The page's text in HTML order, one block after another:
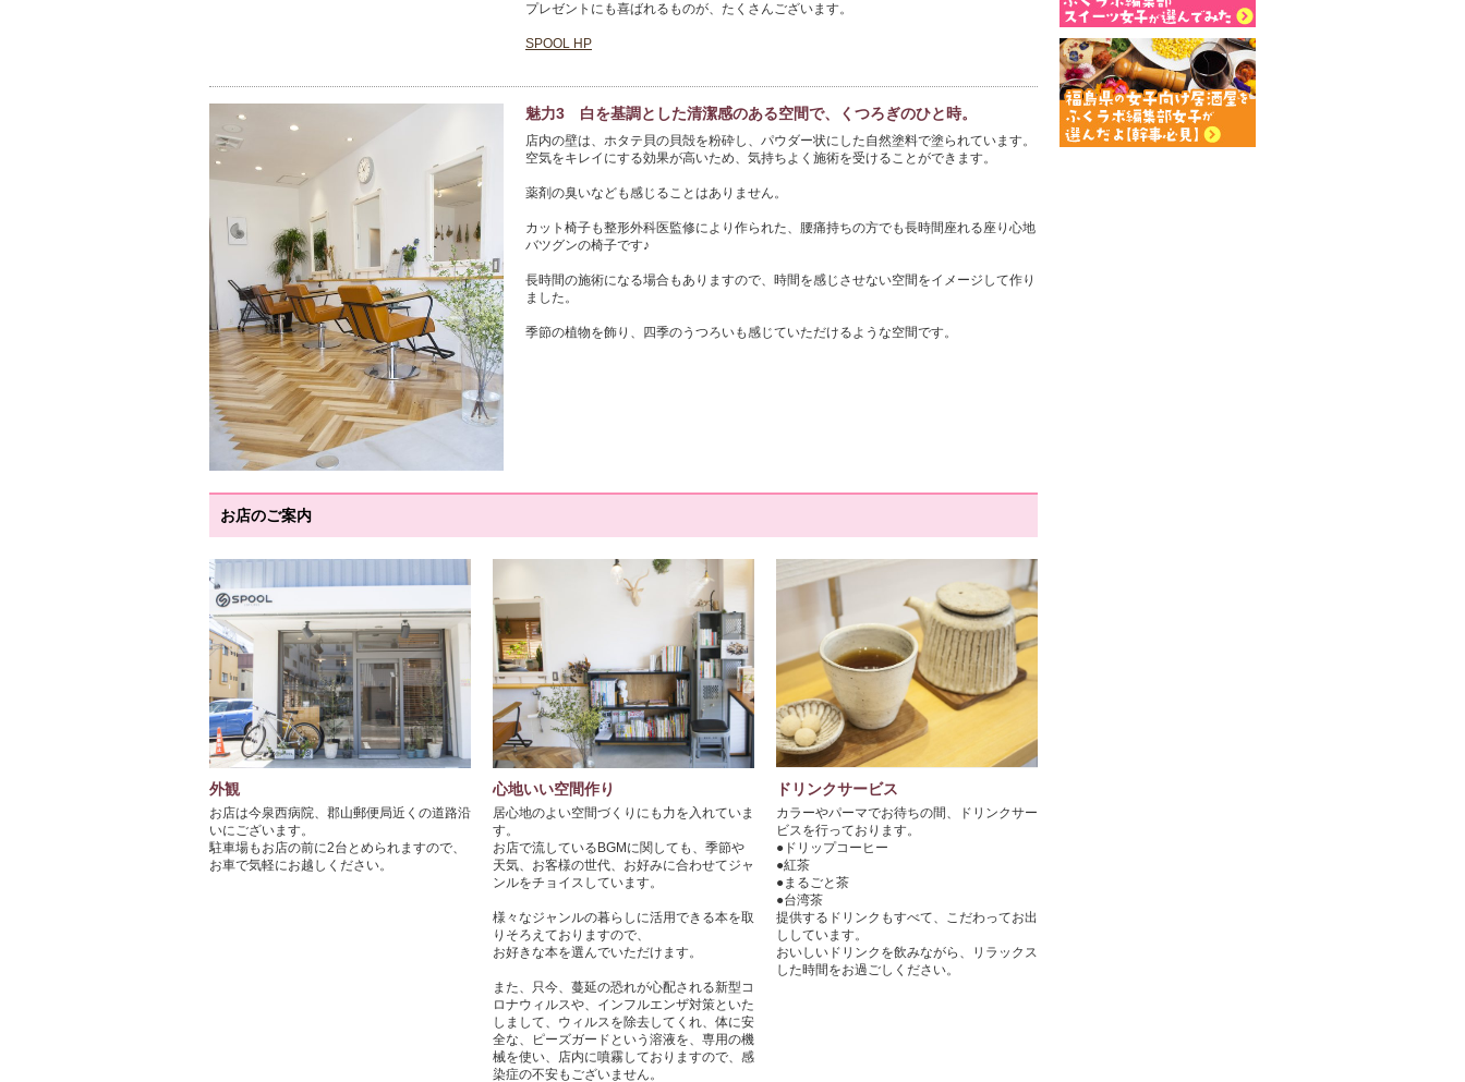
プレゼントにも喜ばれるものが、たくさんございます。
SPOOL HP
魅力3 白を基調とした清潔感のある空間で、くつろぎのひと時。
店内の壁は、ホタテ貝の貝殻を粉砕し、パウダー状にした自然塗料で塗られています。
空気をキレイにする効果が高いため、気持ちよく施術を受けることができます。
薬剤の臭いなども感じることはありません。
カット椅子も整形外科医監修により作られた、腰痛持ちの方でも長時間座れる座り心地
バツグンの椅子です♪
長時間の施術になる場合もありますので、時間を感じさせない空間をイメージして作り
ました。
季節の植物を飾り、四季のうつろいも感じていただけるような空間です。
お店のご案内
外観
お店は今泉西病院、郡山郵便局近くの道路沿
いにございます。
駐車場もお店の前に2台とめられますので、
お車で気軽にお越しください。
心地いい空間作り
居心地のよい空間づくりにも力を入れていま
す。
お店で流しているBGMに関しても、季節や
天気、お客様の世代、お好みに合わせてジャ
ンルをチョイスしています。
様々なジャンルの暮らしに活用できる本を取
りそろえておりますので、
お好きな本を選んでいただけます。
また、只今、蔓延の恐れが心配される新型コ
ロナウィルスや、インフルエンザ対策といた
しまして、ウィルスを除去してくれ、体に安
全な、ピーズガードという溶液を、専用の機
械を使い、店内に噴霧しておりますので、感
染症の不安もございません。
ドリンクサービス
カラーやパーマでお待ちの間、ドリンクサー
ビスを行っております。
●ドリップコーヒー
●紅茶
●まるごと茶
●台湾茶
提供するドリンクもすべて、こだわってお出
ししています。
おいしいドリンクを飲みながら、リラックス
した時間をお過ごしください。